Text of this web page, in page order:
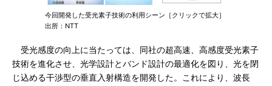
今回開発した受光素子技術の利用シーン［クリックで拡大］
出所：NTT
受光感度の向上に当たっては、同社の超高速、高感度受光素子
技術を進化させ、光学設計とバンド設計の最適化を図り、光を閉
じ込める干渉型の垂直入射構造を開発した。これにより、波長